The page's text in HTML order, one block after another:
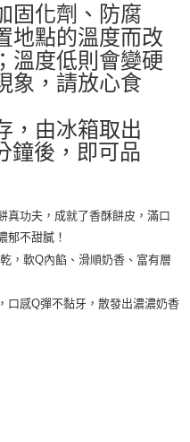
固化劑、防腐
地點的溫度而改
溫度低則會變硬
象，請放心食
，由冰箱取出
鐘後，即可品
真功夫，成就了香酥餅皮，滿口
郁不甜膩！
，軟Q內餡、滑順奶香、富有層
口感Q彈不黏牙， 散發出濃濃奶香